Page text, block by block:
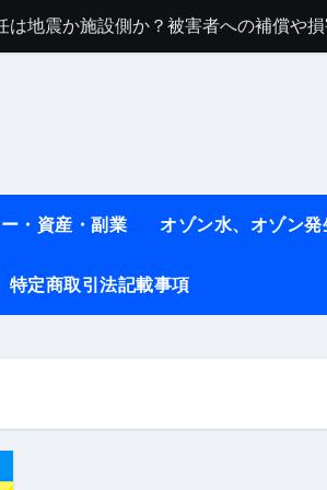
地震か施設側か？被害者への補償や損
コレ！ #医療ダイエット
#shots
本当に効果ある？ #エクササイズ
え方と実践方法を解説します【健康】
なしで2ヶ月で10kg減量した、私の痩
・記憶・名言・人生哲学から読み解く
・資産・副業 オゾン水、オゾン発
特定商取引法記載事項